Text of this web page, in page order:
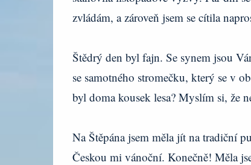
zvládám, a zároveň jsem se cítila
Štědrý den byl fajn. Se synem jsou
se samotného stromečku, který se v
byl doma kousek lesa? Myslím si, že
Na Štěpána jsem měla jít na tradiční
Českou mi vánoční. Konečně! Měla